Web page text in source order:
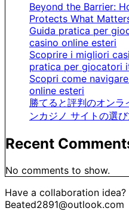
Beyond the Barrier:
Protects What
Guida pratica per
casino online esteri
Scoprire i migliori
pratica per giocatori
Scopri come
online esteri
勝てると評判のオンラ
ンカジノ サイトの選
Recent
No comments to show.
Have a collaboration idea?
Beated2891@outlook.com